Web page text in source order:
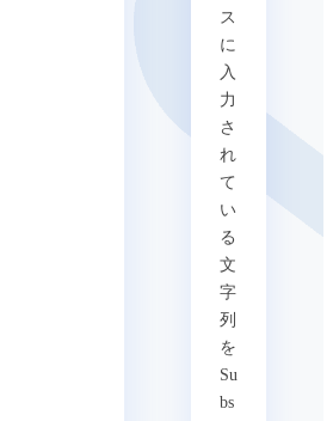
ス
に
入
力
さ
れ
て
い
る
文
字
列
を
Su
bs